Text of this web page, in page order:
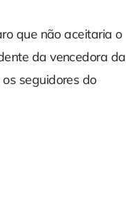
que não aceitaria o
da vencedora da
seguidores do